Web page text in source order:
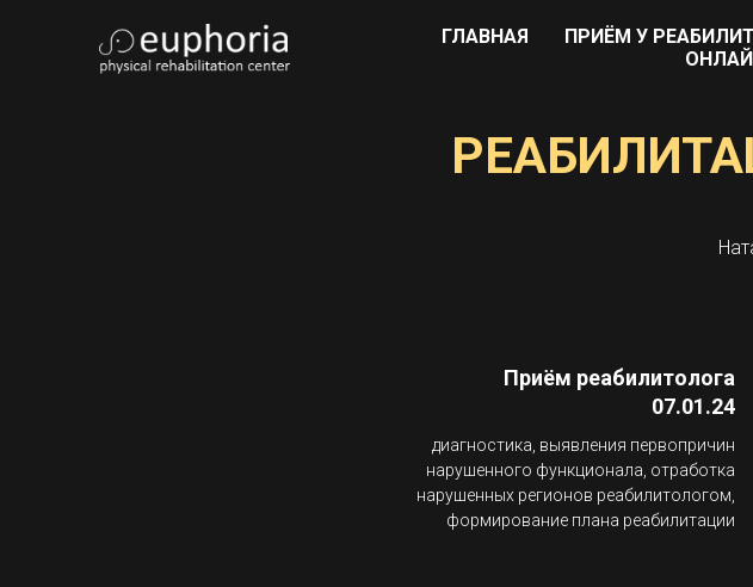
ГЛАВНАЯ ПРИЁМ У
Приём реабилитолога
07.01.24
диагностика, выявления первопричин
нарушенного функционала, отработка
нарушенных регионов реабилитологом,
формирование плана реабилитации